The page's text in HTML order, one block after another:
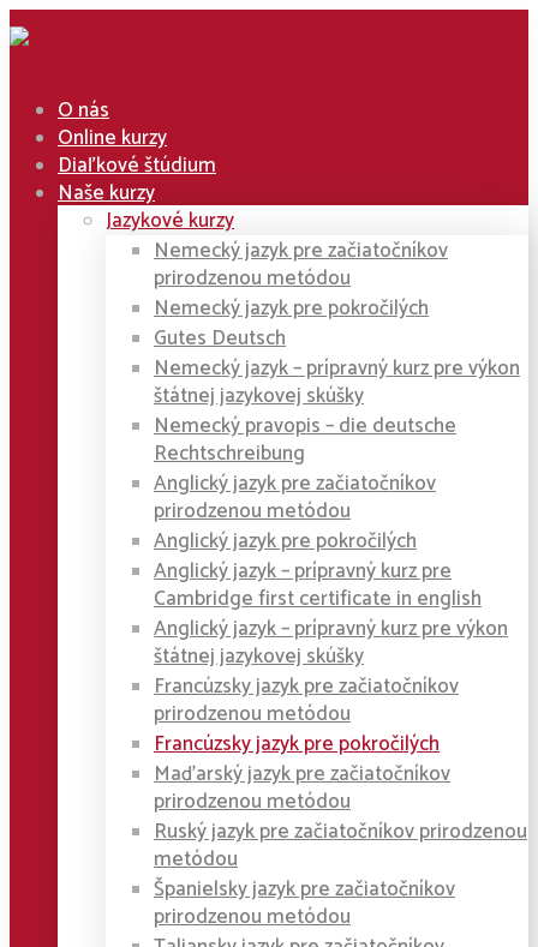
O nás
Online kurzy
Diaľkové štúdium
Naše kurzy
Jazykové kurzy
Nemecký jazyk pre začiatočníkov
prirodzenou metódou
Nemecký jazyk pre pokročilých
Gutes Deutsch
Nemecký jazyk – prípravný kurz pre výkon
štátnej jazykovej skúšky
Nemecký pravopis – die deutsche
Rechtschreibung
Anglický jazyk pre začiatočníkov
prirodzenou metódou
Anglický jazyk pre pokročilých
Anglický jazyk – prípravný kurz pre
Cambridge first certificate in english
Anglický jazyk – prípravný kurz pre výkon
štátnej jazykovej skúšky
Francúzsky jazyk pre začiatočníkov
prirodzenou metódou
Francúzsky jazyk pre pokročilých
Maďarský jazyk pre začiatočníkov
prirodzenou metódou
Ruský jazyk pre začiatočníkov prirodzenou
metódou
Španielsky jazyk pre začiatočníkov
prirodzenou metódou